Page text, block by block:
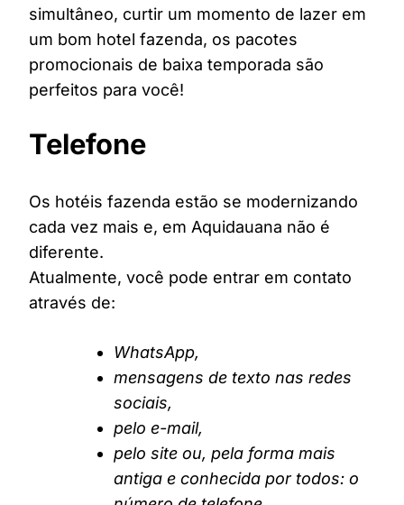
simultâneo, curtir um momento de lazer em
um bom hotel fazenda, os pacotes
promocionais de baixa temporada são
perfeitos para você!
Telefone
Os hotéis fazenda estão se modernizando
cada vez mais e, em Aquidauana não é
diferente.
Atualmente, você pode entrar em contato
através de:
WhatsApp,
mensagens de texto nas redes
sociais,
pelo e-mail,
pelo site ou, pela forma mais
antiga e conhecida por todos: o